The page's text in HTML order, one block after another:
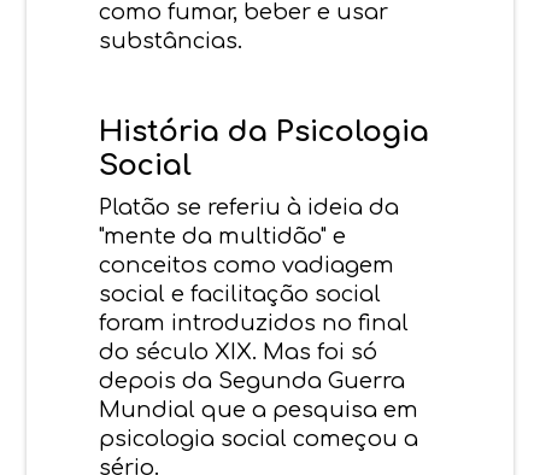
como fumar, beber e usar
substâncias.
História da Psicologia
Social
Platão se referiu à ideia da
"mente da multidão" e
conceitos como vadiagem
social e facilitação social
foram introduzidos no final
do século XIX. Mas foi só
depois da Segunda Guerra
Mundial que a pesquisa em
psicologia social começou a
sério.